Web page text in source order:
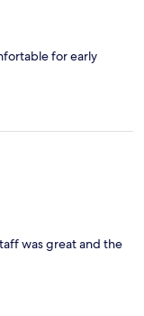
for early
was great and the